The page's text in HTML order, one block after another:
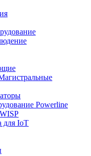
Powerline
для IoT